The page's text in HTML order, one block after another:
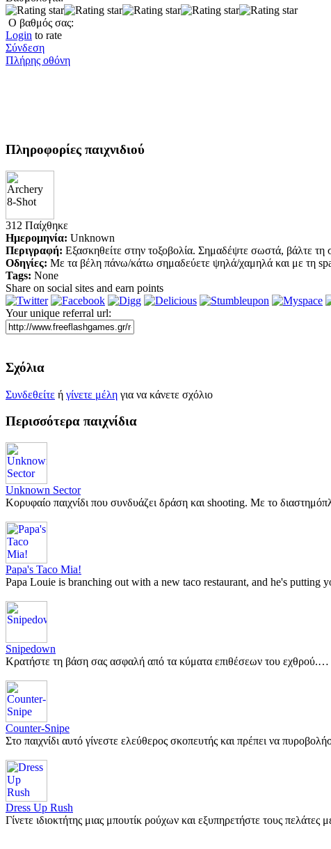
Ο βαθμός σας:
Login to rate
Σύνδεση
Πλήρης οθόνη
Πληροφορίες παιχνιδιού
312 Παίχθηκε
Ημερομηνία: Unknown
Περιγραφή: Εξασκηθείτε στην τοξοβολία. Σημαδέψτε σωστά, βάλτε
Οδηγίες: Με τα βέλη πάνω/κάτω σημαδεύετε ψηλά/χαμηλά και με τη
Tags: None
Share on social sites and earn points
Your unique referral url:
Σχόλια
Συνδεθείτε ή γίνετε μέλη για να κάνετε σχόλιο
Περισσότερα παιχνίδια
Unknown Sector
Κορυφαίο παιχνίδι που συνδυάζει δράση και shooting. Με το
Papa's Taco Mia!
Papa Louie is branching out with a new taco restaurant, and he's
Snipedown
Κρατήστε τη βάση σας ασφαλή από τα κύματα επιθέσεων του εχθρού.…
Counter-Snipe
Στο παιχνίδι αυτό γίνεστε ελεύθερος σκοπευτής και πρέπει να
Dress Up Rush
Γίνετε ιδιοκτήτης μιας μπουτίκ ρούχων και εξυπηρετήστε τους